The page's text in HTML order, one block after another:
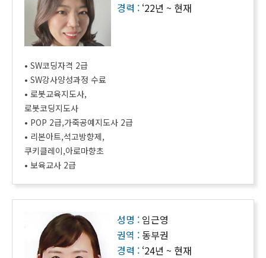
경력 : ‘22년 ~ 현재
• SW코딩자격 2급
• SW강사양성과정 수료
• 로봇교육지도사,
로봇코딩지도사
• POP 2급,가죽공예지도사 2급
• 리본아트,석고방향제,
쿠키클레이,아로마향초
• 보육교사 2급
성명 : 임근영
권역 : 동부권
경력 : ‘24년 ~ 현재